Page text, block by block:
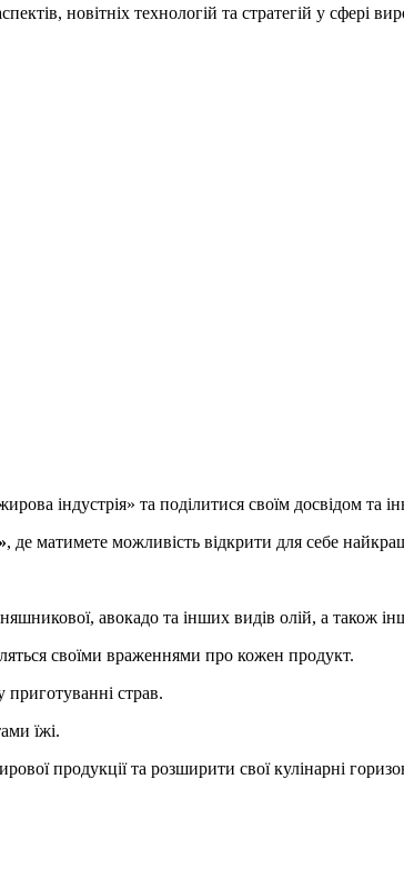
новітніх технологій та стратегій у сфері
індустрія» та поділитися своїм досвідом та
, де матимете можливість відкрити для себе
авокадо та інших видів олій, а також
своїми враженнями про кожен продукт.
приготуванні страв.
їжі.
продукції та розширити свої кулінарні